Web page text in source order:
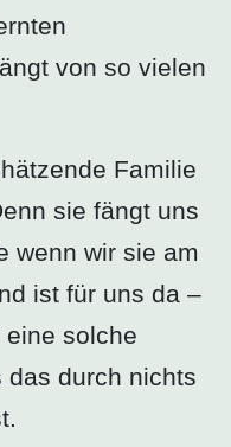
von so vielen
Familie
sie fängt uns
wenn wir sie am
ist für uns da –
solche
das durch nichts